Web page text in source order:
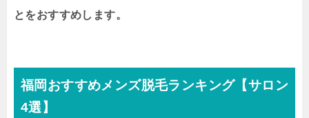
とをおすすめします。
福岡おすすめメンズ脱毛ランキング【サロン
4選】